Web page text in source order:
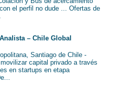
el perfil no dude ... Ofertas de
– Chile Global
Santiago de Chile -
capital privado a través
en startups en etapa